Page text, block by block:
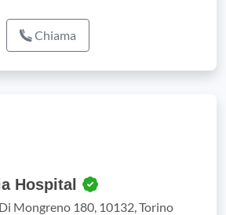
Chiama
Hospital
Mongreno 180, 10132, Torino